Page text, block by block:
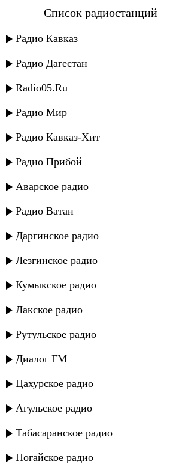
аслан гусейнов - лезгинка №5
Список радиостанций
Радио Кавказ
Радио Дагестан
Radio05.Ru
Радио Мир
Радио Кавказ-Хит
Радио Прибой
Аварское радио
Радио Ватан
Даргинское радио
Лезгинское радио
Кумыкское радио
Лакское радио
Рутульское радио
Диалог FM
Цахурское радио
Агульское радио
Табасаранское радио
Ногайское радио
Аслан Гусейнов - Лезгинка №5
Аслан Гусейнов - Джана
Аслан Гусейнов - Все начнем по
Кристина и Аслан Гусейнов -
Аслан Гусейнов и Прямое
грусти
Кристина и Аслан Гусейнов -
Прямое попадание и Аслан
Говорила
Аслан Гусейнов и Negd pull -